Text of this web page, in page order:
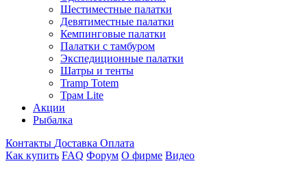
Шестиместные палатки
Девятиместные палатки
Кемпинговые палатки
Палатки с тамбуром
Экспедиционные палатки
Шатры и тенты
Tramp Totem
Трам Lite
Акции
Рыбалка
Контакты Доставка Оплата
Как купить FAQ Форум О фирме Видео